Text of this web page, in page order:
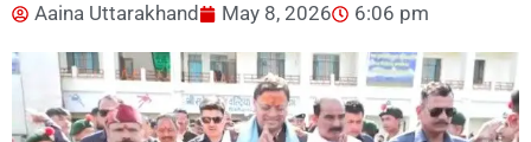
Aaina Uttarakhand May 8, 2026 6:06 pm